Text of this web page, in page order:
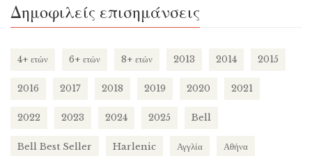
Δημοφιλείς επισημάνσεις
4+ ετών 6+ ετών 8+ ετών 2013 2014 2015
2016 2017 2018 2019 2020 2021
2022 2023 2024 2025 Bell
Bell Best Seller Harlenic Αγγλία Αθήνα